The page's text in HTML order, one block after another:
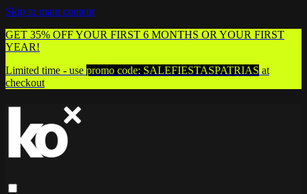
Skip to main content
GET 35% OFF YOUR FIRST 6 MONTHS OR YOUR FIRST
YEAR!
Limited time - use promo code: SALEFIESTASPATRIAS at
checkout